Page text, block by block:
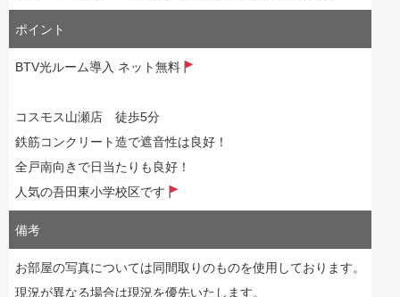
ポイント
BTV光ルーム導入 ネット無料
コスモス山瀬店 徒歩5分
鉄筋コンクリート造で遮音性は良好！
全戸南向きで日当たりも良好！
人気の吾田東小学校区です
備考
お部屋の写真については同間取りのものを使用しております。
現況が異なる場合は現況を優先いたします。